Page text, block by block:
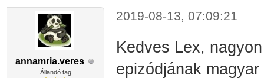
annamria.veres
Állandó tag
2019-08-13, 07:09:21
Kedves Lex,
epizódjának